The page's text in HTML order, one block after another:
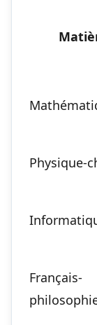
Physique-
Français-